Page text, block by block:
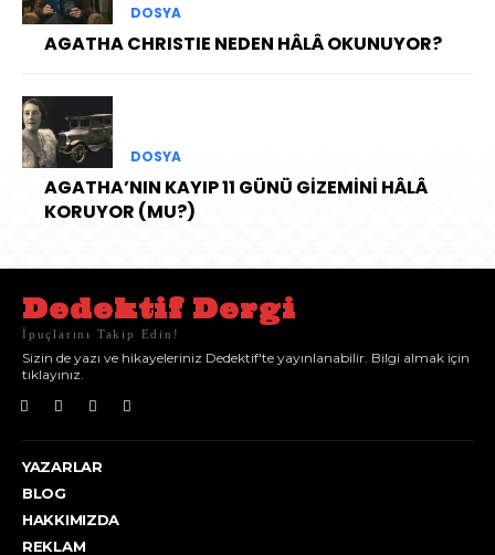
DOSYA
AGATHA CHRISTIE NEDEN HÂLÂ OKUNUYOR?
DOSYA
AGATHA’NIN KAYIP 11 GÜNÜ GİZEMİNİ HÂLÂ
KORUYOR (MU?)
Dedektif Dergi
İpuçlarını Takip Edin!
Sizin de yazı ve hikayeleriniz Dedektif'te yayınlanabilir. Bilgi almak için
tıklayınız.
YAZARLAR
BLOG
HAKKIMIZDA
REKLAM